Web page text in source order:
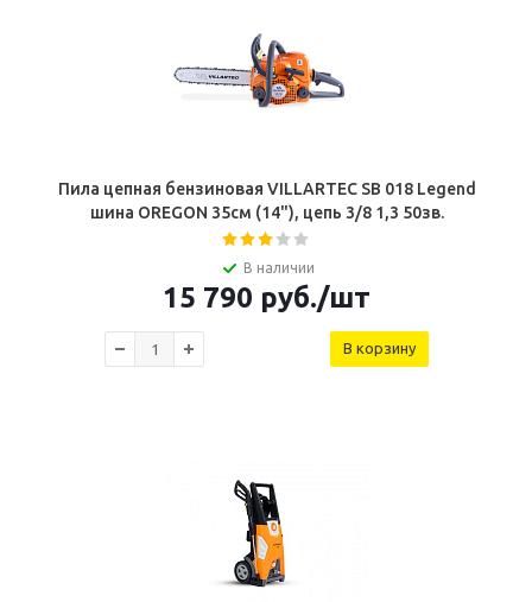
Пила цепная бензиновая VILLARTEC SB 018 Legend
шина OREGON 35см (14"), цепь 3/8 1,3 50зв.
В наличии
15 790 руб./шт
В корзину